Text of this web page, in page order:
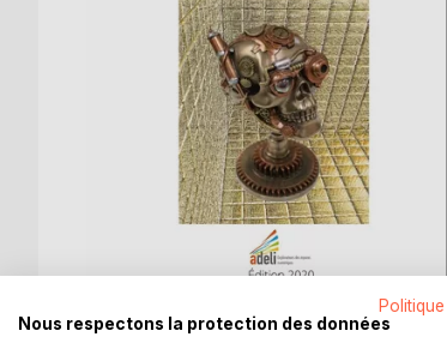
Nous respectons la protection des données